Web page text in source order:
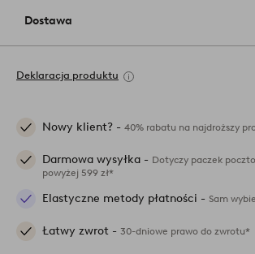
Dostawa
Deklaracja produktu
Nowy klient? - 40% rabatu na najdroższy
Darmowa wysyłka - Dotyczy paczek
powyżej 599 zł*
Elastyczne metody płatności - Sam
Łatwy zwrot - 30-dniowe prawo do zwrotu*